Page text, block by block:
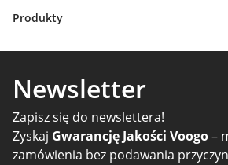
Produkty
Newsletter
Zapisz się do newslettera!
Zyskaj Gwarancję Jakości Voogo–
zamówienia bez podawania